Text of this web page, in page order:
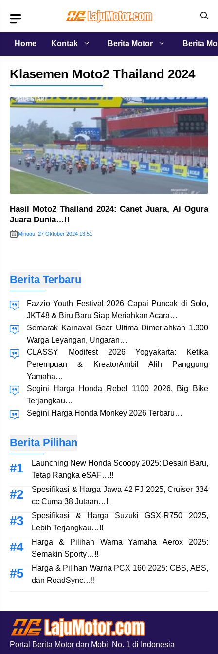
isi
Home
Kontak Berita Motor Berita
Klasemen Moto2 Thailand 2024
Hasil Moto2 Thailand 2024: Canet Juara, Ai Ogura
Juara Dunia…!!
Minggu, 27 Oktober 2024 13:51
Berita Terbaru
Fazzio Youth Festival 2026 Capai Puncak di Solo,
JKT48 & Biru Baru Siap Meriahkan Acara…
Semarak Karnaval Gear Ultima Dimeriahkan 1.300
Warga Leyangan, Ungaran…
CLASSY Modifest 2026 Yogyakarta: Ketika
Perempuan & KreatorAmbil Alih Panggung
Yamaha…
Segini Harga Honda Rebel 1100 2026, Big Bike
Terjangkau…
Segini Harga Honda Monkey 2026 Terbaru…
Berita Pilihan
Launching New Honda Scoopy 2025: Desain Baru,
Tetap Rangka eSAF…!!
Spesifikasi & Harga Jawa 42 FJ 2025, Cruiser 334
cc Cuma 38 Jutaan…!!
Spesifikasi & Harga Suzuki GSX-R750 2025,
Lebih Terjangkau…!!
Harga & Pilihan Warna Yamaha Aerox 2025:
Semakin Sporty…!!
Harga & Pilihan Warna PCX 160 2025: CBS, ABS,
dan RoadSync…!!
Portal Berita Motor dan Mobil No. 1 di Indonesia